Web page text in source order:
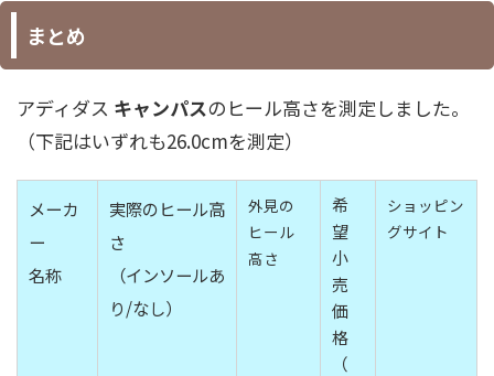
まとめ
アディダス キャンパスのヒール高さを測定しました。
（下記はいずれも26.0cmを測定）
メーカ
ー
名称
実際のヒール高
さ
（インソールあ
り/なし）
外見の
ヒール
高さ
希
望
小
売
価
格
（
ショッピン
グサイト